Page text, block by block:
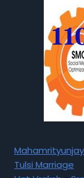
Tulsi Marriage